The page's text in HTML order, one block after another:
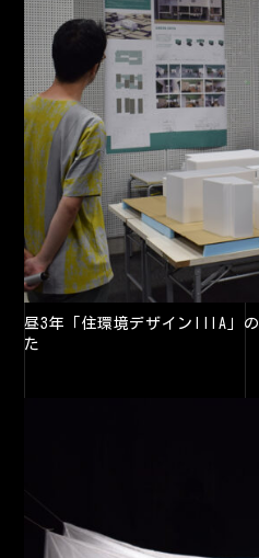
昼3年「住環境デザインIIIA」
た